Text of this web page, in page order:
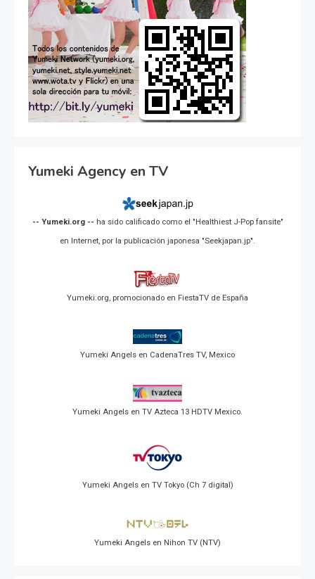
Yumeki Agency en TV
-- Yumeki.org -- ha sido calificado como el "Healthiest J-Pop fansite"
en Internet, por la publicación japonesa "Seekjapan.jp".
Yumeki.org, promocionado en FiestaTV de España
Yumeki Angels en CadenaTres TV, Mexico
Yumeki Angels en TV Azteca 13 HDTV Mexico.
Yumeki Angels en TV Tokyo (Ch 7 digital)
Yumeki Angels en Nihon TV (NTV)